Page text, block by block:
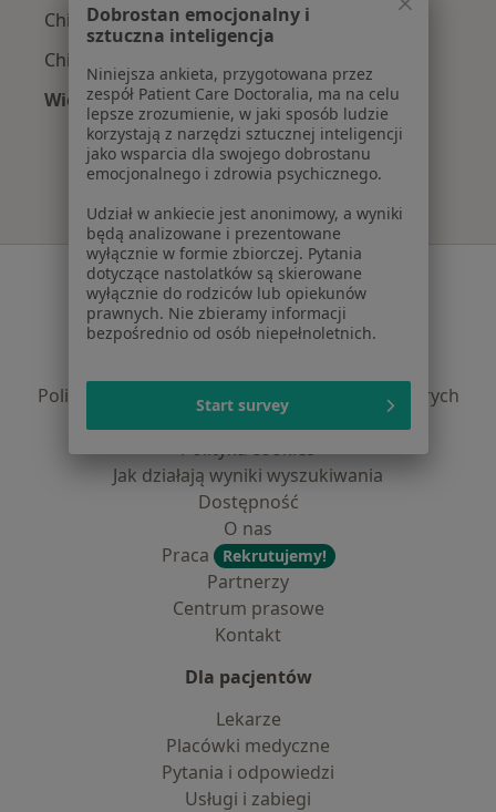
Chirurdzy z Signal Iduna w Warszawie
Chirurdzy z Compensa w Warszawie
Więcej (12)
Więcej w kategorii: Najpopularniejsze
Serwis
Regulamin
Polityka prywatności pacjentów
Polityka prywatności dla profesjonalistów, których
dane pozyskaliśmy samodzielnie
Polityka cookies
Jak działają wyniki wyszukiwania
Dostępność
O nas
Praca
Rekrutujemy!
Partnerzy
Centrum prasowe
Kontakt
Dla pacjentów
Lekarze
Placówki medyczne
Pytania i odpowiedzi
Usługi i zabiegi
Dobrostan emocjonalny i
sztuczna inteligencja
Niniejsza ankieta, przygotowana przez
zespół Patient Care Doctoralia, ma na celu
lepsze zrozumienie, w jaki sposób ludzie
korzystają z narzędzi sztucznej inteligencji
jako wsparcia dla swojego dobrostanu
emocjonalnego i zdrowia psychicznego.
Udział w ankiecie jest anonimowy, a wyniki
będą analizowane i prezentowane
wyłącznie w formie zbiorczej. Pytania
dotyczące nastolatków są skierowane
wyłącznie do rodziców lub opiekunów
prawnych. Nie zbieramy informacji
bezpośrednio od osób niepełnoletnich.
Start survey